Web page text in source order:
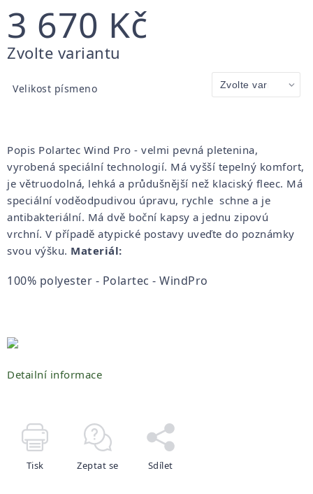
3 670 Kč
Měrná
Zvolte variantu
Velikost písmeno
Popis Polartec Wind Pro - velmi pevná pletenina,
vyrobená speciální technologií. Má vyšší tepelný komfort,
je větruodolná, lehká a průdušnější než klaciský fleec. Má
speciální voděodpudivou úpravu, rychle schne a je
antibakteriální. Má dvě boční kapsy a jednu zipovú
vrchní. V případě atypické postavy uveďte do poznámky
svou výšku. Materiál:
100% polyester - Polartec - WindPro
Detailní informace
Tisk Zeptat se Sdílet